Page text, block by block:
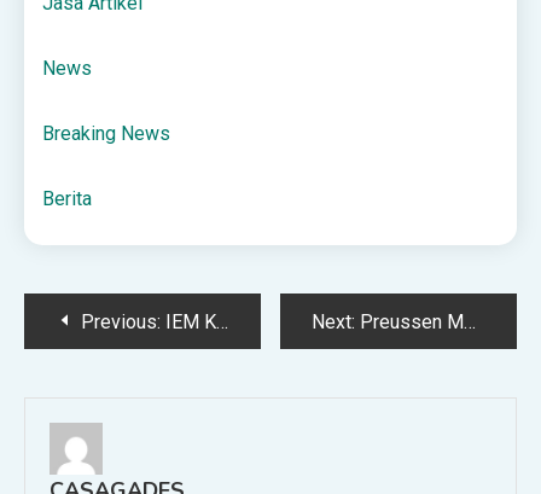
News
Breaking News
Berita
PostPrevious: IEM Kraków: BC.Game eSports – Faze Clan Typy, Kursy 02.02.26 Next: Preussen Munster – Bochum Typy, Kursy, Zakłady 06.02.2026